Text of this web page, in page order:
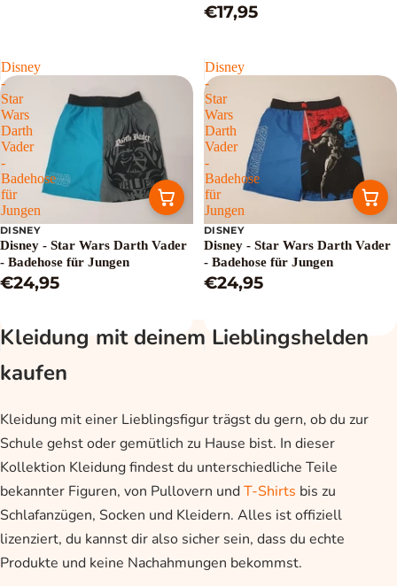
€17,95
Disney
-
Star
Wars
Darth
Vader
-
Badehose
für
Jungen
DISNEY
Disney - Star Wars Darth Vader
- Badehose für Jungen
€24,95
Disney
-
Star
Wars
Darth
Vader
-
Badehose
für
Jungen
DISNEY
Disney - Star Wars Darth Vader
- Badehose für Jungen
€24,95
Kleidung mit deinem Lieblingshelden
kaufen
Kleidung mit einer Lieblingsfigur trägst du gern, ob du zur
Schule gehst oder gemütlich zu Hause bist. In dieser
Kollektion Kleidung findest du unterschiedliche Teile
bekannter Figuren, von Pullovern undT-Shirts bis zu
Schlafanzügen, Socken und Kleidern. Alles ist offiziell
lizenziert, du kannst dir also sicher sein, dass du echte
Produkte und keine Nachahmungen bekommst.